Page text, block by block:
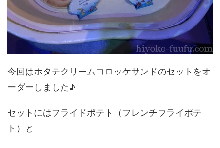
今回はホタテクリームコロッケサンドのセットをオ
ーダーしました♪
セットにはフライドポテト（フレンチフライポテ
ト）と